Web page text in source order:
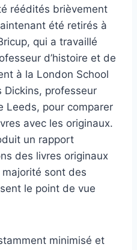
réédités brièvement
été retirés à
qui a travaillé
d’histoire et de
à la London School
Dickins, professeur
Leeds, pour comparer
avec les originaux.
un rapport
des livres originaux
sont des
le point de vue
minimisé et